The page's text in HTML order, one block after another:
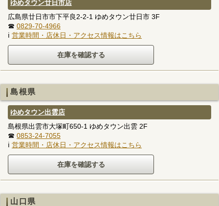
ゆめタウン廿日市店
広島県廿日市市下平良2-2-1 ゆめタウン廿日市 3F
☎ 0829-70-4966
ℹ 営業時間・店休日・アクセス情報はこちら
島根県
ゆめタウン出雲店
島根県出雲市大塚町650-1 ゆめタウン出雲 2F
☎ 0853-24-7055
ℹ 営業時間・店休日・アクセス情報はこちら
山口県